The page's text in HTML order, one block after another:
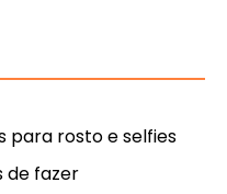
para rosto e selfies
de fazer